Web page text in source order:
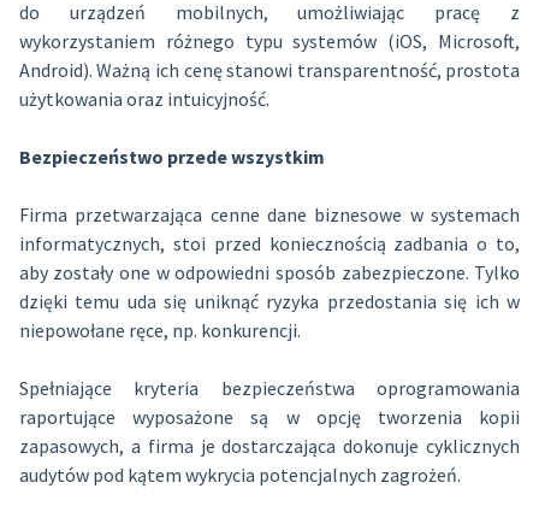
do urządzeń mobilnych, umożliwiając pracę z
wykorzystaniem różnego typu systemów (iOS, Microsoft,
Android). Ważną ich cenę stanowi transparentność, prostota
użytkowania oraz intuicyjność.
Bezpieczeństwo przede wszystkim
Firma przetwarzająca cenne dane biznesowe w systemach
informatycznych, stoi przed koniecznością zadbania o to,
aby zostały one w odpowiedni sposób zabezpieczone. Tylko
dzięki temu uda się uniknąć ryzyka przedostania się ich w
niepowołane ręce, np. konkurencji.
Spełniające kryteria bezpieczeństwa oprogramowania
raportujące wyposażone są w opcję tworzenia kopii
zapasowych, a firma je dostarczająca dokonuje cyklicznych
audytów pod kątem wykrycia potencjalnych zagrożeń.